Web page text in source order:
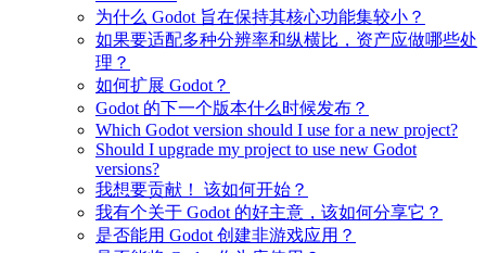
为什么 Godot 旨在保持其核心功能集较小？
如果要适配多种分辨率和纵横比，资产应做哪些处
理？
如何扩展 Godot？
Godot 的下一个版本什么时候发布？
Which Godot version should I use for a new project?
Should I upgrade my project to use new Godot
versions?
我想要贡献！ 该如何开始？
我有个关于 Godot 的好主意，该如何分享它？
是否能用 Godot 创建非游戏应用？